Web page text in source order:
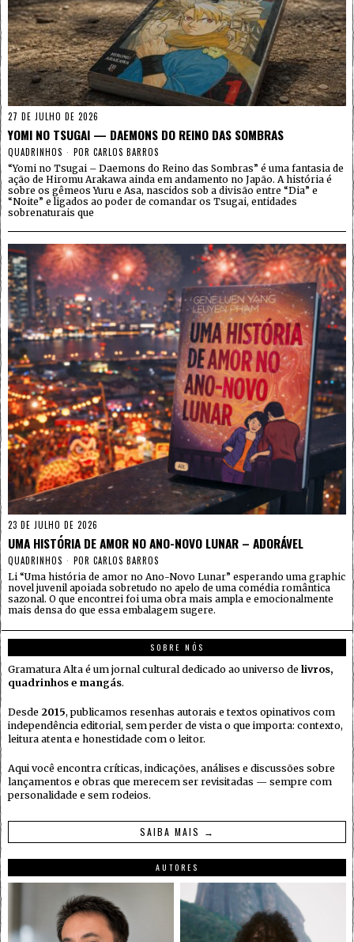
27 DE JULHO DE 2026
YOMI NO TSUGAI — DAEMONS DO REINO DAS SOMBRAS
QUADRINHOS POR CARLOS BARROS
“Yomi no Tsugai – Daemons do Reino das Sombras” é uma fantasia de
ação de Hiromu Arakawa ainda em andamento no Japão. A história é
sobre os gêmeos Yuru e Asa, nascidos sob a divisão entre “Dia” e
“Noite” e ligados ao poder de comandar os Tsugai, entidades
sobrenaturais que
23 DE JULHO DE 2026
UMA HISTÓRIA DE AMOR NO ANO-NOVO LUNAR – ADORÁVEL
QUADRINHOS POR CARLOS BARROS
Li “Uma história de amor no Ano-Novo Lunar” esperando uma graphic
novel juvenil apoiada sobretudo no apelo de uma comédia romântica
sazonal. O que encontrei foi uma obra mais ampla e emocionalmente
mais densa do que essa embalagem sugere.
SOBRE NÓS
Gramatura Alta é um jornal cultural dedicado ao universo de livros,
quadrinhos e mangás.
Desde 2015, publicamos resenhas autorais e textos opinativos com
independência editorial, sem perder de vista o que importa: contexto,
leitura atenta e honestidade com o leitor.
Aqui você encontra críticas, indicações, análises e discussões sobre
lançamentos e obras que merecem ser revisitadas — sempre com
personalidade e sem rodeios.
SAIBA MAIS →
AUTORES